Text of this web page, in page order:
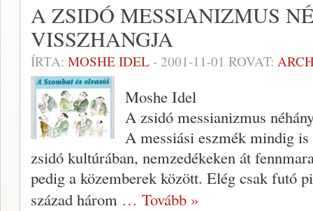
A ZSIDÓ MESSIANIZMUS
VISSZHANGJA
ÍRTA: MOSHE IDEL - 2001-11-01 ROVAT:
Moshe Idel
A zsidó messianizmus
A messiási eszmék mindig
zsidó kultúrában, nemzedékeken át
pedig a közem­berek között. Elég csak futó
század három … Tovább »